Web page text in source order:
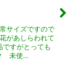
サイズですので
があしらわれて
ですがとっても
未使…